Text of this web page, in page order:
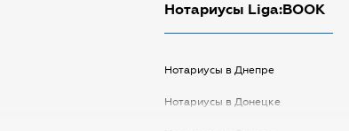
Нотариусы Liga:BOOK
Нотариусы в Днепре
Нотариусы в Донецке